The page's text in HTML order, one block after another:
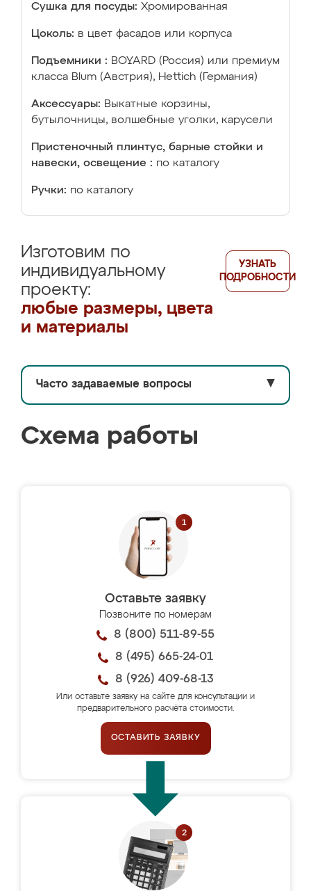
Сушка для посуды: Хромированная
Цоколь: в цвет фасадов или корпуса
Подъемники : BOYARD (Россия) или премиум
класса Blum (Австрия), Hettich (Германия)
Аксессуары: Выкатные корзины,
бутылочницы, волшебные уголки, карусели
Пристеночный плинтус, барные стойки и
навески, освещение : по каталогу
Ручки: по каталогу
Изготовим по
индивидуальному
проекту:
любые размеры, цвета
и материалы
УЗНАТЬ
ПОДРОБНОСТИ
Часто задаваемые вопросы ▼
Схема работы
Оставьте заявку
Позвоните по номерам
8 (800) 511-89-55
8 (495) 665-24-01
8 (926) 409-68-13
Или оставьте заявку на сайте для консультации и
предварительного расчёта стоимости.
ОСТАВИТЬ ЗАЯВКУ